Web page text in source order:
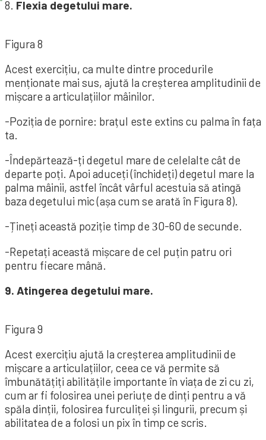
8. Flexia degetului mare.
Figura 8
Acest exercițiu, ca multe dintre procedurile
menționate mai sus, ajută la creșterea amplitudinii de
mișcare a articulațiilor mâinilor.
-Poziția de pornire: brațul este extins cu palma în fața
ta.
-Îndepărtează-ți degetul mare de celelalte cât de
departe poți. Apoi aduceți (închideți) degetul mare la
palma mâinii, astfel încât vârful acestuia să atingă
baza degetului mic (așa cum se arată în Figura 8).
-Țineți această poziție timp de З0-60 de secunde.
-Repetați această mișcare de cel puțin patru ori
pentru fiecare mână.
9. Atingerea degetului mare.
Figura 9
Acest exercițiu ajută la creșterea amplitudinii de
mișcare a articulațiilor, ceea ce vă permite să
îmbunătățiți abilitățile importante în viața de zi cu zi,
cum ar fi folosirea unei periuțe de dinți pentru a vă
spăla dinții, folosirea furculiței și lingurii, precum și
abilitatea de a folosi un pix în timp ce scris.